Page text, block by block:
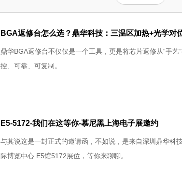
BGA返修台怎么选？鼎华科技：三温区加热+光学对
鼎华BGA返修台不仅仅是一个工具，更是将芯片返修从“手
控、可靠、可复制。
E5-5172-我们在这等你-慕尼黑上海电子展邀约
与其说这是一封正式的邀请函，不如说，是来自深圳鼎华科
际博览中心 E5馆5172展位，等你来聊聊。